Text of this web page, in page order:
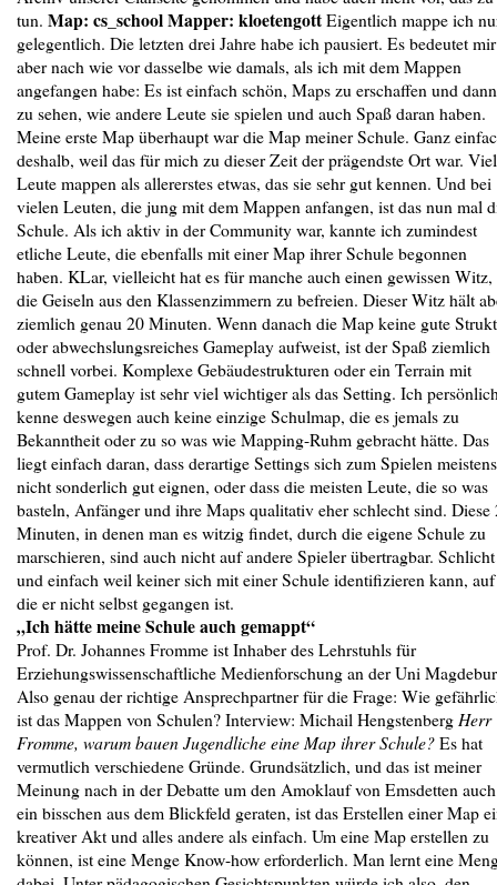
tun. Map: cs_school Mapper: kloetengottEigentlich mappe ich
gelegentlich. Die letzten drei Jahre habe ich pausiert. Es bedeutet mir
aber nach wie vor dasselbe wie damals, als ich mit dem Mappen
angefangen habe: Es ist einfach schön, Maps zu erschaffen und dann
zu sehen, wie andere Leute sie spielen und auch Spaß daran haben.
Meine erste Map überhaupt war die Map meiner Schule. Ganz
deshalb, weil das für mich zu dieser Zeit der prägendste Ort war.
Leute mappen als allererstes etwas, das sie sehr gut kennen. Und bei
vielen Leuten, die jung mit dem Mappen anfangen, ist das nun mal
Schule. Als ich aktiv in der Community war, kannte ich zumindest
etliche Leute, die ebenfalls mit einer Map ihrer Schule begonnen
haben. KLar, vielleicht hat es für manche auch einen gewissen Witz,
die Geiseln aus den Klassenzimmern zu befreien. Dieser Witz hält
ziemlich genau 20 Minuten. Wenn danach die Map keine gute
oder abwechslungsreiches Gameplay aufweist, ist der Spaß ziemlich
schnell vorbei. Komplexe Gebäudestrukturen oder ein Terrain mit
gutem Gameplay ist sehr viel wichtiger als das Setting. Ich
kenne deswegen auch keine einzige Schulmap, die es jemals zu
Bekanntheit oder zu so was wie Mapping-Ruhm gebracht hätte. Das
liegt einfach daran, dass derartige Settings sich zum Spielen meistens
nicht sonderlich gut eignen, oder dass die meisten Leute, die so was
basteln, Anfänger und ihre Maps qualitativ eher schlecht sind. Diese
Minuten, in denen man es witzig findet, durch die eigene Schule zu
marschieren, sind auch nicht auf andere Spieler übertragbar. Schlicht
und einfach weil keiner sich mit einer Schule identifizieren kann, auf
die er nicht selbst gegangen ist.
„Ich hätte meine Schule auch gemappt“
Prof. Dr. Johannes Fromme ist Inhaber des Lehrstuhls für
Erziehungswissenschaftliche Medienforschung an der Uni
Also genau der richtige Ansprechpartner für die Frage: Wie
ist das Mappen von Schulen? Interview: Michail Hengstenberg Herr
Fromme, warum bauen Jugendliche eine Map ihrer Schule?Es hat
vermutlich verschiedene Gründe. Grundsätzlich, und das ist meiner
Meinung nach in der Debatte um den Amoklauf von Emsdetten auch
ein bisschen aus dem Blickfeld geraten, ist das Erstellen einer Map
kreativer Akt und alles andere als einfach. Um eine Map erstellen zu
können, ist eine Menge Know-how erforderlich. Man lernt eine